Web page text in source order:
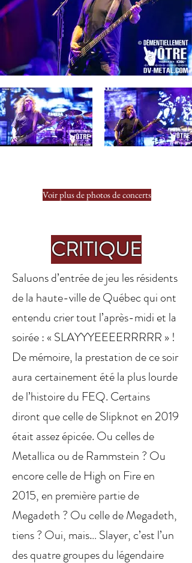
Voir plus de photos de concerts
CRITIQUE
Saluons d’entrée de jeu les résidents
de la haute-ville de Québec qui ont
entendu crier tout l’après-midi et la
soirée : « SLAYYYEEEERRRRR » !
De mémoire, la prestation de ce soir
aura certainement été la plus lourde
de l’histoire du FEQ. Certains
diront que celle de Slipknot en 2019
était assez épicée. Ou celles de
Metallica ou de Rammstein ? Ou
encore celle de High on Fire en
2015, en première partie de
Megadeth ? Ou celle de Megadeth,
tiens ? Oui, mais… Slayer, c’est l’un
des quatre groupes du légendaire